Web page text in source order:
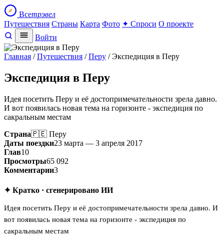
Всетрэвел
Путешествия Страны Карта Фото ✦ Спроси О проекте
Войти
Главная /Путешествия /Перу / Экспедиция в Перу
Экспедиция в Перу
Идея посетить Перу и её достопримечательности зрела давно.
И вот появилась новая тема на горизонте - экспедиция по
сакральным местам
Страна🇵🇪 Перу
Даты поездки23 марта — 3 апреля 2017
Глав10
Просмотры65 092
Комментарии3
✦ Кратко · сгенерировано ИИ
Идея посетить Перу и её достопримечательности зрела давно. И
вот появилась новая тема на горизонте - экспедиция по
сакральным местам